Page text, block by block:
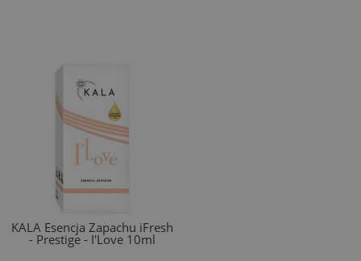
KALA Esencja Zapachu iFresh
- Prestige - I'Love 10ml